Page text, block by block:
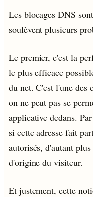
Les blocages DNS
soulèvent plusieurs
Le premier, c'est la
le plus efficace
du net. C'est l'une des
on ne peut pas se
applicative dedans.
si cette adresse fait
autorisés, d'autant
d'origine du visiteur.
Et justement, cette